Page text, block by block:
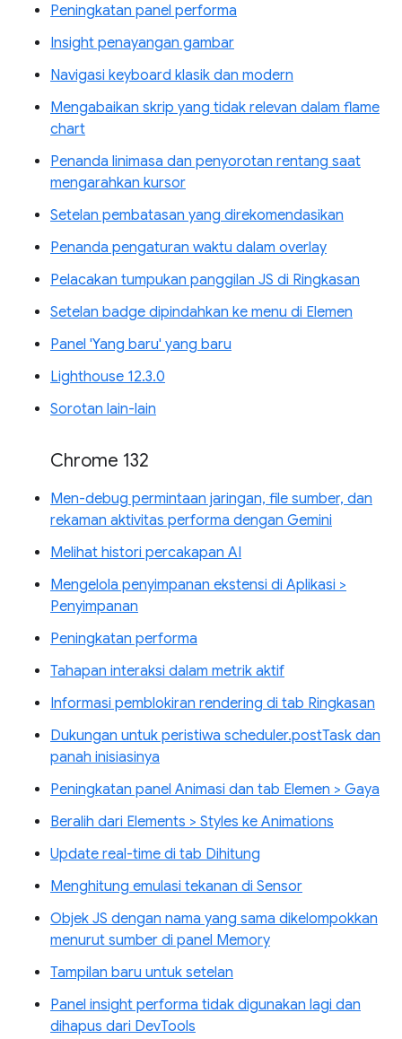
Peningkatan panel performa
Insight penayangan gambar
Navigasi keyboard klasik dan modern
Mengabaikan skrip yang tidak relevan dalam flame
chart
Penanda linimasa dan penyorotan rentang saat
mengarahkan kursor
Setelan pembatasan yang direkomendasikan
Penanda pengaturan waktu dalam overlay
Pelacakan tumpukan panggilan JS di Ringkasan
Setelan badge dipindahkan ke menu di Elemen
Panel 'Yang baru' yang baru
Lighthouse 12.3.0
Sorotan lain-lain
Chrome 132
Men-debug permintaan jaringan, file sumber, dan
rekaman aktivitas performa dengan Gemini
Melihat histori percakapan AI
Mengelola penyimpanan ekstensi di Aplikasi >
Penyimpanan
Peningkatan performa
Tahapan interaksi dalam metrik aktif
Informasi pemblokiran rendering di tab Ringkasan
Dukungan untuk peristiwa scheduler.postTask dan
panah inisiasinya
Peningkatan panel Animasi dan tab Elemen > Gaya
Beralih dari Elements > Styles ke Animations
Update real-time di tab Dihitung
Menghitung emulasi tekanan di Sensor
Objek JS dengan nama yang sama dikelompokkan
menurut sumber di panel Memory
Tampilan baru untuk setelan
Panel insight performa tidak digunakan lagi dan
dihapus dari DevTools